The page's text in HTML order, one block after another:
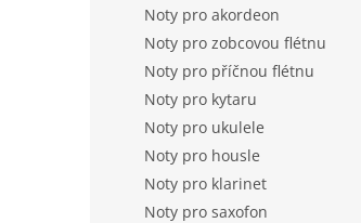
Noty pro akordeon
Noty pro zobcovou flétnu
Noty pro příčnou flétnu
Noty pro kytaru
Noty pro ukulele
Noty pro housle
Noty pro klarinet
Noty pro saxofon